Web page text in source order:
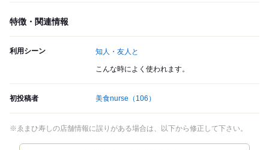
特徴・関連情報
利用シーン 知人・友人と
こんな時によく使われます。
初投稿者 美食nurse （106）
※ゑまひ寿しの店舗情報に誤りがある場合は、以下から修正して下さい。